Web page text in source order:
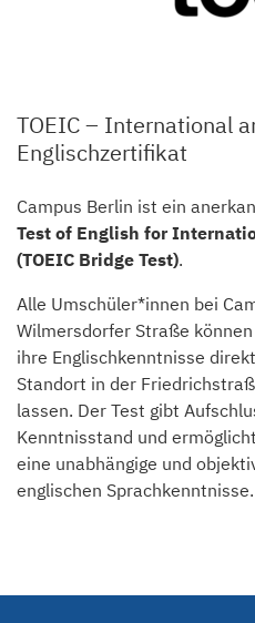
TOEIC – International
Englischzertifikat
Campus Berlin ist ein
Test of English for
(TOEIC Bridge Test).
Alle Umschüler*innen bei
Wilmersdorfer Straße
ihre Englischkenntnisse
Standort in der
lassen. Der Test gibt
Kenntnisstand und
eine unabhängige und
englischen Sprachkenntnisse.